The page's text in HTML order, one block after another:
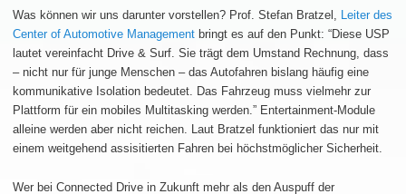
Was können wir uns darunter vorstellen? Prof. Stefan Bratzel, Leiter des
Center of Automotive Management bringt es auf den Punkt: “Diese USP
lautet vereinfacht Drive & Surf. Sie trägt dem Umstand Rechnung, dass
– nicht nur für junge Menschen – das Autofahren bislang häufig eine
kommunikative Isolation bedeutet. Das Fahrzeug muss vielmehr zur
Plattform für ein mobiles Multitasking werden.” Entertainment-Module
alleine werden aber nicht reichen. Laut Bratzel funktioniert das nur mit
einem weitgehend assisitierten Fahren bei höchstmöglicher Sicherheit.
Wer bei Connected Drive in Zukunft mehr als den Auspuff der